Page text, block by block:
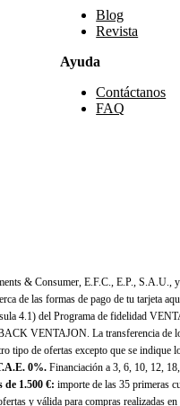
Blog
Revista
Ayuda
Contáctanos
FAQ
& Consumer, E.F.C., E.P., S.A.U.,
de las formas de pago de tu tarjeta
4.1) del Programa de fidelidad
VENTAJON. La transferencia
tipo de ofertas excepto que se
0%. Financiación a 3, 6, 10, 12,
1.500 €: importe de las 35 primeras
y válida para compras realizadas